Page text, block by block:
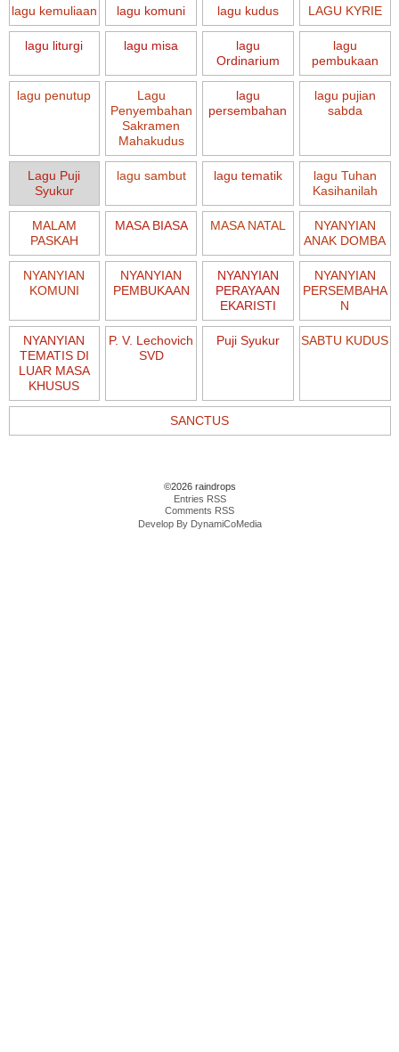
lagu kemuliaan lagu komuni lagu kudus LAGU KYRIE
lagu liturgi lagu misa
lagu
Ordinarium
lagu
pembukaan
lagu penutup
Lagu
Penyembahan
Sakramen
Mahakudus
lagu
persembahan
lagu pujian
sabda
Lagu Puji
Syukur
lagu sambut lagu tematik
lagu Tuhan
Kasihanilah
MALAM
PASKAH
MASA BIASA MASA NATAL
NYANYIAN
ANAK DOMBA
NYANYIAN
KOMUNI
NYANYIAN
PEMBUKAAN
NYANYIAN
PERAYAAN
EKARISTI
NYANYIAN
PERSEMBAHA
N
NYANYIAN
TEMATIS DI
LUAR MASA
KHUSUS
P. V. Lechovich
SVD
Puji Syukur SABTU KUDUS
SANCTUS
©2026 raindrops
Entries RSS
Comments RSS
Develop By DynamiCoMedia